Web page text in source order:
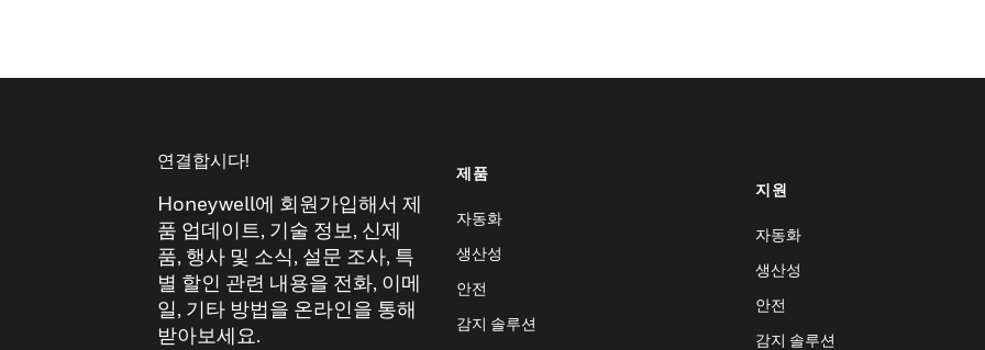
연결합시다!
Honeywell에 회원가입해서 제
품 업데이트, 기술 정보, 신제
품, 행사 및 소식, 설문 조사, 특
별 할인 관련 내용을 전화, 이메
일, 기타 방법을 온라인을 통해
받아보세요.
제품
자동화
생산성
안전
감지 솔루션
지원
자동화
생산성
안전
감지 솔루션